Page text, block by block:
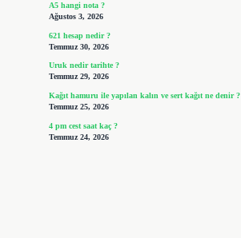
A5 hangi nota ?
Ağustos 3, 2026
621 hesap nedir ?
Temmuz 30, 2026
Uruk nedir tarihte ?
Temmuz 29, 2026
Kağıt hamuru ile yapılan kalın ve sert kağıt ne denir ?
Temmuz 25, 2026
4 pm cest saat kaç ?
Temmuz 24, 2026